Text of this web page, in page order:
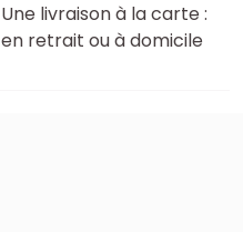
Une livraison à la carte :
en retrait ou à domicile